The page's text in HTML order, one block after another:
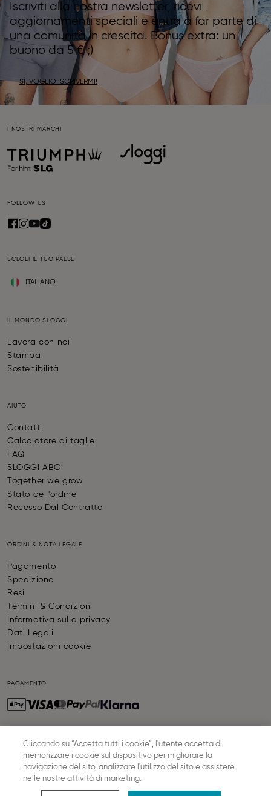
Iscriviti alla nostra newsletter, ricevi
aggiornamenti speciali e entra a far parte di
una comunità in crescita. Bonus extra: un
buono da 5 € ;)
SÌ, VOGLIO ISCRIVERMI!
I NOSTRI MARCHI
FOLLOW US
SCEGLI IL TUO PAESE
ITALIANO
IL MONDO SLOGGI
Lavora con noi
Stampa
Sostenibilità
AIUTO
Contatti
Calcolatore di taglie
FAQ
SLOGGI ABC
Together we grow
Stato dell'ordine
Recesso Dal Contratto
ORDINI & NOTA LEGALE
Pagamento
Spedizione
Resi
Termini & Condizioni
Informativa sulla privacy
Dati Legali
Impostazioni cookie
PAGAMENTO
SPEDIZIONE
Cliccando su “Accetta tutti i cookie”, l'utente accetta di
memorizzare i cookie sul dispositivo per migliorare la
navigazione del sito, analizzare l'utilizzo del sito e assistere
nelle nostre attività di marketing.